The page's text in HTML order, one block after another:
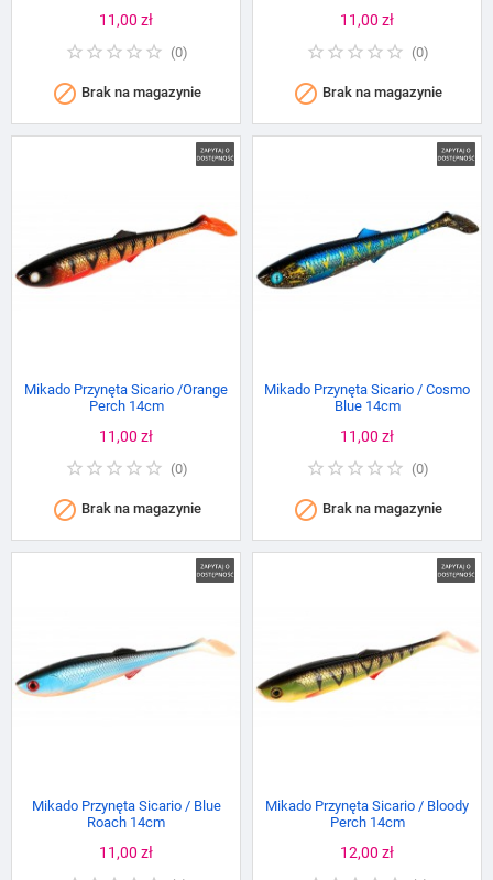
Cena
11,00 zł
(0)
 Brak na magazynie
Cena
11,00 zł
(0)
 Brak na magazynie
Mikado Przynęta Sicario /Orange
Perch 14cm
Cena
11,00 zł
(0)
 Brak na magazynie
Mikado Przynęta Sicario / Cosmo
Blue 14cm
Cena
11,00 zł
(0)
 Brak na magazynie
Mikado Przynęta Sicario / Blue
Roach 14cm
Cena
11,00 zł
Mikado Przynęta Sicario / Bloody
Perch 14cm
Cena
12,00 zł